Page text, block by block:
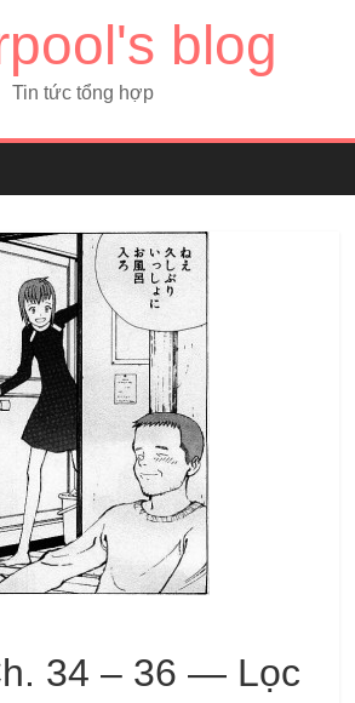
blog
Tin tức tổng hợp
34 – 36 — Lọc